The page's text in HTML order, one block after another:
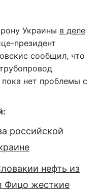
Украины в деле
президент
сообщил, что
нет проблемы с
российской
нефть из
Фицо жесткие